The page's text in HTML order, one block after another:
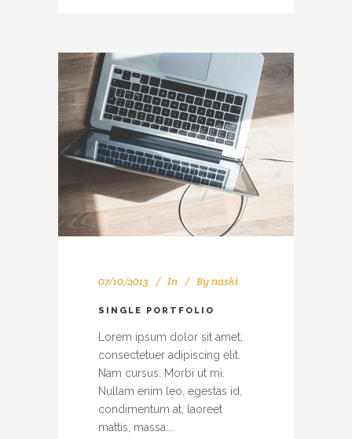
07/10/2013 In Bynaski
SINGLE PORTFOLIO
Lorem ipsum dolor sit amet,
consectetuer adipiscing elit.
Nam cursus. Morbi ut mi.
Nullam enim leo, egestas id,
condimentum at, laoreet
mattis, massa....